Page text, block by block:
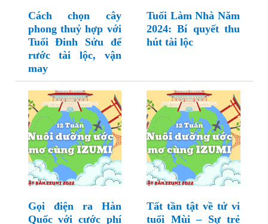
Cách chọn cây
phong thuỷ hợp với
Tuổi Đinh Sửu để
rước tài lộc, vận
may
Tuổi Làm Nhà Năm
2024: Bí quyết thu
hút tài lộc
Gọi điện ra Hàn
Quốc với cước phí
Tất tần tật về tử vi
tuổi Mùi – Sự trẻ